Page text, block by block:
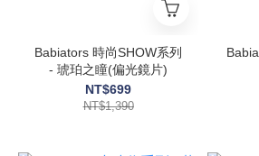
Babiators 時尚SHOW系列
- 琥珀之瞳(偏光鏡片)
NT$699
NT$1,390